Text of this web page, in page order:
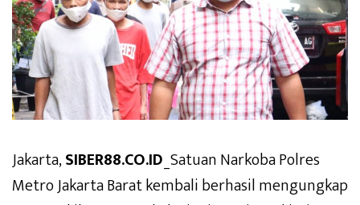
Jakarta,SIBER88.CO.ID _Satuan Narkoba Polres
Metro Jakarta Barat kembali berhasil mengungkap